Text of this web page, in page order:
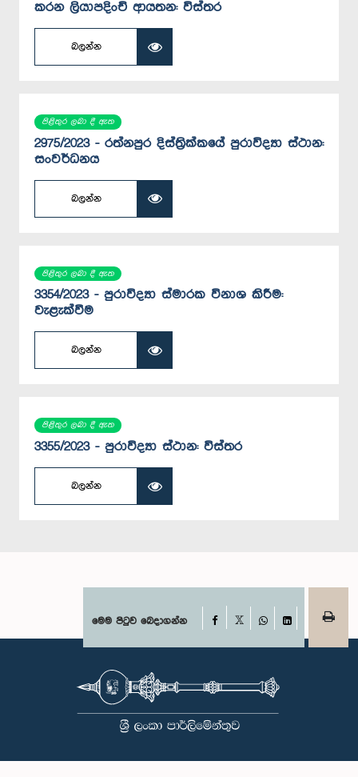
කරන ලියාපදිංචි ආයතන: විස්තර
බලන්න
පිළිතුර ලබා දී ඇත
2975/2023 - රත්නපුර දිස්ත්‍රික්කයේ පුරාවිද්‍යා ස්ථාන:
සංවර්ධනය
බලන්න
පිළිතුර ලබා දී ඇත
3354/2023 - පුරාවිද්‍යා ස්මාරක විනාශ කිරීම:
වැළැක්වීම
බලන්න
පිළිතුර ලබා දී ඇත
3355/2023 - පුරාවිද්‍යා ස්ථාන: විස්තර
බලන්න
මෙම පිටුව බෙදාගන්න Facebook